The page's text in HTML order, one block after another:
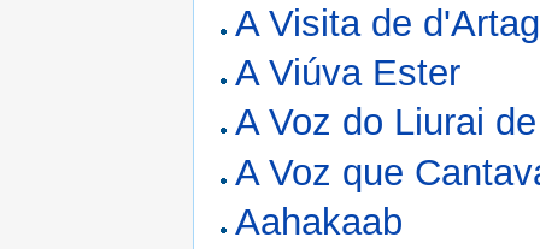
A Visita de
A Viúva Ester
A Voz do Liurai
A Voz que
Aahakaab